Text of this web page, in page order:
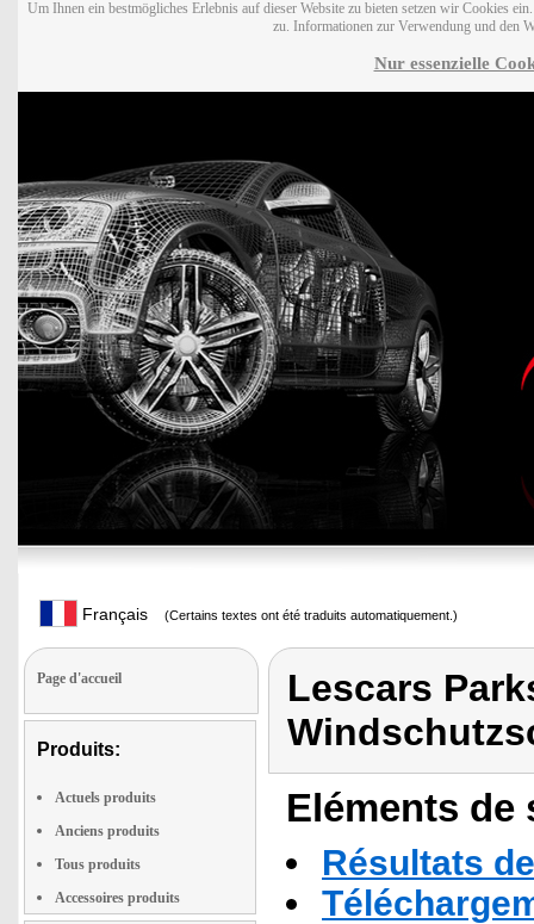
Um Ihnen ein bestmögliches Erlebnis auf dieser Website zu bieten setzen wir Cookies
zu. Informationen zur Verwendung und den
Nur essenzielle
Français (Certains textes ont été traduits automatiquement.)
Page d'accueil
Produits:
Actuels produits
Anciens produits
Tous produits
Accessoires produits
Lescars
Eléments
Résultats